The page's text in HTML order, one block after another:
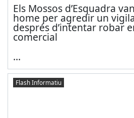
Els Mossos d’Esquadra
home per agredir un
després d’intentar robar
comercial
...
Flash Informatiu